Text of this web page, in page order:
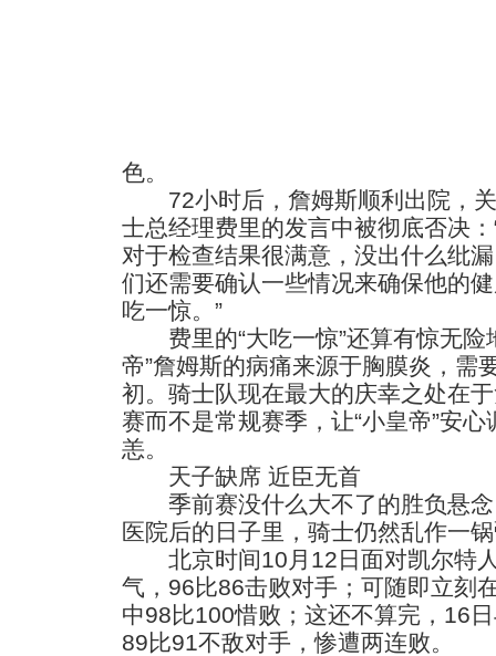
色。
72小时后，詹姆斯顺利出院，关
士总经理费里的发言中被彻底否决
对于检查结果很满意，没出什么纰
们还需要确认一些情况来确保他的
吃一惊。”
费里的“大吃一惊”还算有惊无险
帝”詹姆斯的病痛来源于胸膜炎，需
初。骑士队现在最大的庆幸之处在
赛而不是常规赛季，让“小皇帝”安
恙。
天子缺席 近臣无首
季前赛没什么大不了的胜负悬念
医院后的日子里，骑士仍然乱作一
北京时间10月12日面对凯尔特人
气，96比86击败对手；可随即立刻
中98比100惜败；这还不算完，16
89比91不敌对手，惨遭两连败。